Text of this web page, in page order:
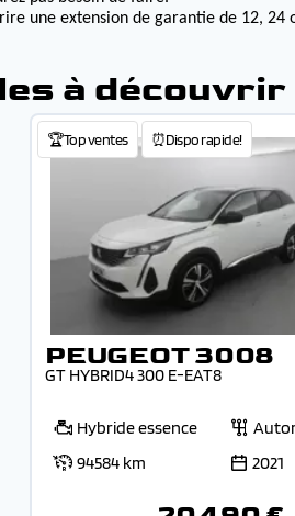
une extension de garantie de 12, 24
à
🏆Top ventes ⏰Dispo rapide!
PEUGEOT 3008
GT HYBRID4 300 E-EAT8
Hybride essence
94584 km
2021